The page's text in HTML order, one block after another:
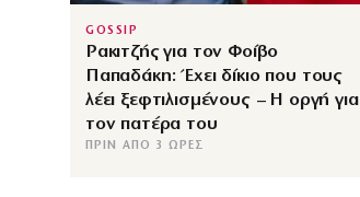
GOSSIP
Ρακιτζής για τον Φοίβο
Παπαδάκη: Έχει δίκιο που τους
λέει ξεφτιλισμένους – Η οργή για
τον πατέρα του
ΠΡΙΝ ΑΠΌ 3 ΏΡΕΣ